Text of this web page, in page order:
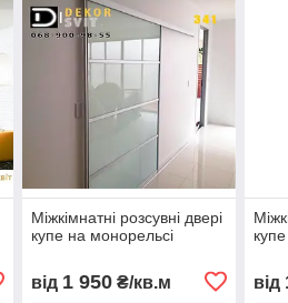
Міжкімнатні розсувні двері
купе на монорельсі
від 1 950₴/кв.м від